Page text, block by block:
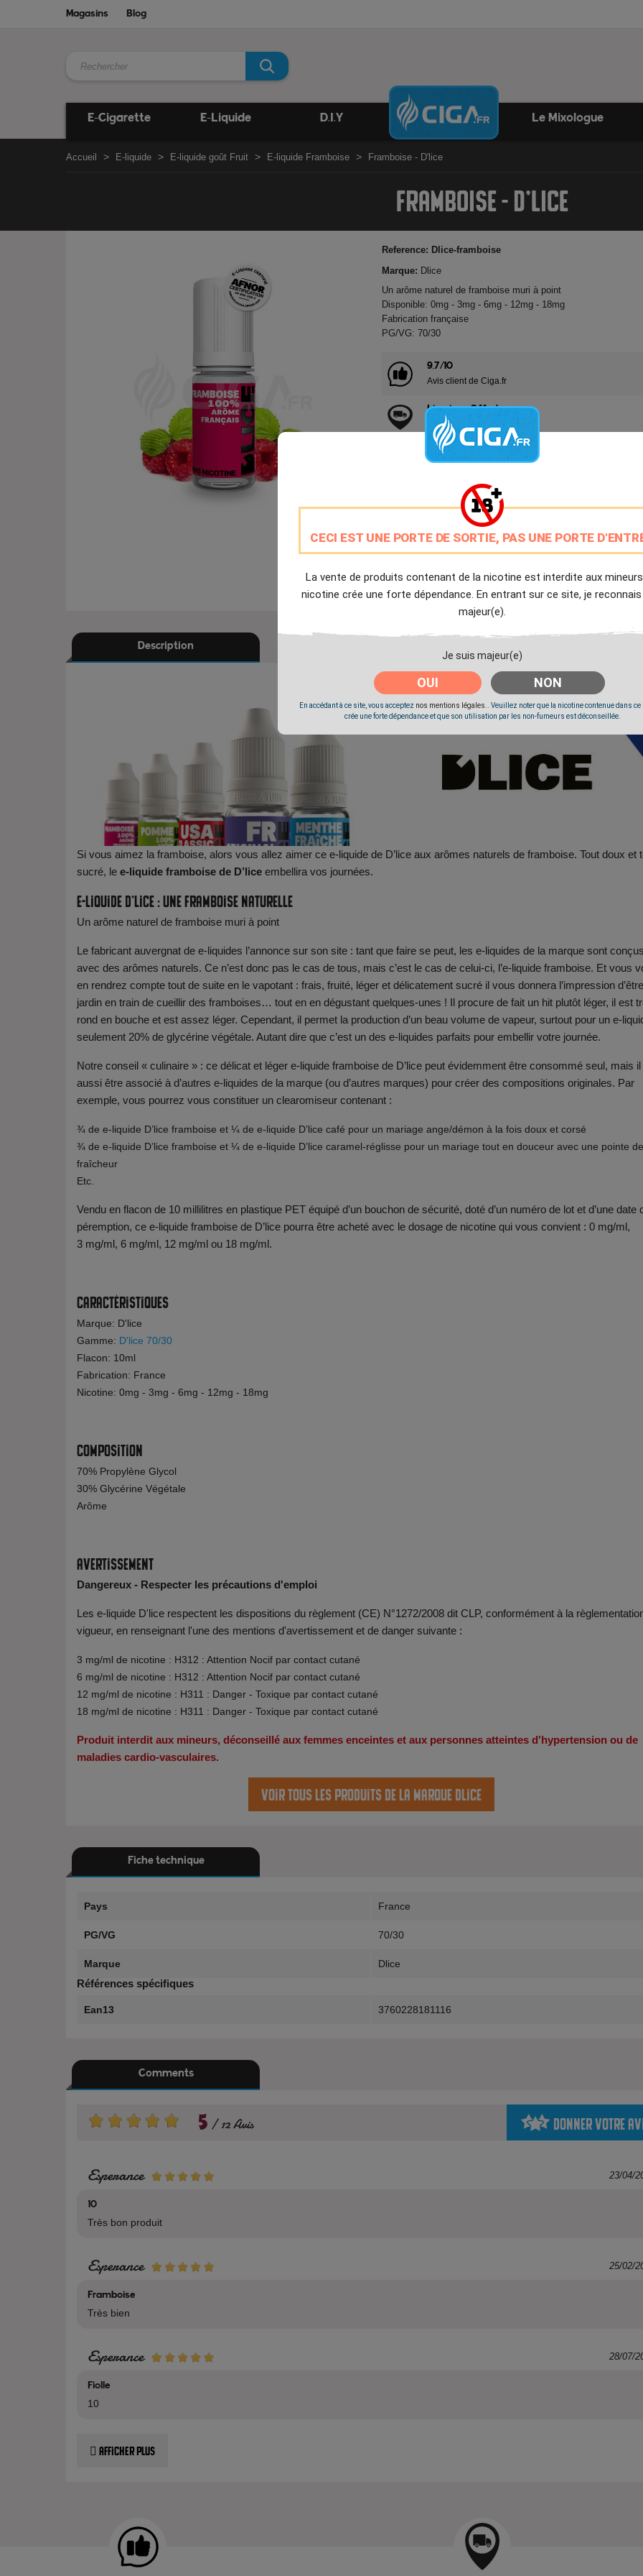
CECI EST UNE PORTE DE SORTIE, PAS UNE PORTE
La vente de produits contenant de la nicotine est interdite aux
nicotine crée une forte dépendance. En entrant sur ce site, je
majeur(e).
Je suis majeur(e)
OUI NON
En accédant à ce site, vous acceptez nos mentions légales.
. Veuillez noter que la nicotine contenue dans
crée une forte dépendance et que son utilisation par les non-fumeurs est déconseillée.
Magasins Blog
E-Cigarette E-Liquide D.I.Y Le Mixologue
Accueil E-liquide E-liquide goût Fruit E-liquide Framboise Framboise - D'lice
FRAMBOISE - D'LICE
Reference: Dlice-framboise
Marque: Dlice
Un arôme naturel de framboise muri à point
Disponible: 0mg - 3mg - 6mg - 12mg - 18mg
Fabrication française
PG/VG: 70/30
9.7/10
Avis client de Ciga.fr
Livraison Offerte
à partir de 20€
Expédition Immédiate
Partager
Description
E-liquide framboise D'Lice
Si vous aimez la framboise, alors vous allez aimer ce e-liquide de D’lice aux arômes naturels de framboise. Tout doux et
sucré, le e-liquide framboise de D’lice embellira vos journées.
E-liquide D’lice : une framboise naturelle
Un arôme naturel de framboise muri à point
Le fabricant auvergnat de e-liquides l’annonce sur son site : tant que faire se peut, les e-liquides de la marque sont
avec des arômes naturels. Ce n’est donc pas le cas de tous, mais c’est le cas de celui-ci, l’e-liquide framboise. Et vous
en rendrez compte tout de suite en le vapotant : frais, fruité, léger et délicatement sucré il vous donnera l’impression
jardin en train de cueillir des framboises… tout en en dégustant quelques-unes ! Il procure de fait un hit plutôt léger, il est
rond en bouche et est assez léger. Cependant, il permet la production d’un beau volume de vapeur, surtout pour un e-
seulement 20% de glycérine végétale. Autant dire que c’est un des e-liquides parfaits pour embellir votre journée.
Notre conseil « culinaire » : ce délicat et léger e-liquide framboise de D’lice peut évidemment être consommé seul, mais il
aussi être associé à d’autres e-liquides de la marque (ou d’autres marques) pour créer des compositions originales. Par
exemple, vous pourrez vous constituer un clearomiseur contenant :
¾ de e-liquide D’lice framboise et ¼ de e-liquide D’lice café pour un mariage ange/démon à la fois doux et corsé
¾ de e-liquide D’lice framboise et ¼ de e-liquide D’lice caramel-réglisse pour un mariage tout en douceur avec une pointe de
fraîcheur
Etc.
Vendu en flacon de 10 millilitres en plastique PET équipé d’un bouchon de sécurité, doté d’un numéro de lot et d’une date
péremption, ce e-liquide framboise de D’lice pourra être acheté avec le dosage de nicotine qui vous convient : 0 mg/ml,
3 mg/ml, 6 mg/ml, 12 mg/ml ou 18 mg/ml.
Caractéristiques
Marque: D'lice
Gamme: D'lice 70/30
Flacon: 10ml
Fabrication: France
Nicotine: 0mg - 3mg - 6mg - 12mg - 18mg
Composition
70% Propylène Glycol
30% Glycérine Végétale
Arôme
Avertissement
Dangereux - Respecter les précautions d'emploi
Les e-liquide D'lice respectent les dispositions du règlement (CE) N°1272/2008 dit CLP, conformément à la
vigueur, en renseignant l'une des mentions d'avertissement et de danger suivante :
3 mg/ml de nicotine : H312 : Attention Nocif par contact cutané
6 mg/ml de nicotine : H312 : Attention Nocif par contact cutané
12 mg/ml de nicotine : H311 : Danger - Toxique par contact cutané
18 mg/ml de nicotine : H311 : Danger - Toxique par contact cutané
Produit interdit aux mineurs, déconseillé aux femmes enceintes et aux personnes atteintes d'hypertension ou de
maladies cardio-vasculaires.
Voir tous les produits de la marque Dlice
Fiche technique
Pays France
PG/VG 70/30
Marque Dlice
Références spécifiques
Ean13 3760228181116
Comments
5 12 Avis Donner votre
Esperance 23/04/
10
Très bon produit
Esperance 25/02/
Framboise
Très bien
Esperance 28/07/
Fiolle
10
Afficher plus